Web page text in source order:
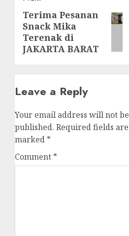
Next
post:
Terima Pesanan
Snack Mika
Terenak di
JAKARTA BARAT
Leave a Reply
Your email address will not be
published. Required fields are
marked *
Comment *